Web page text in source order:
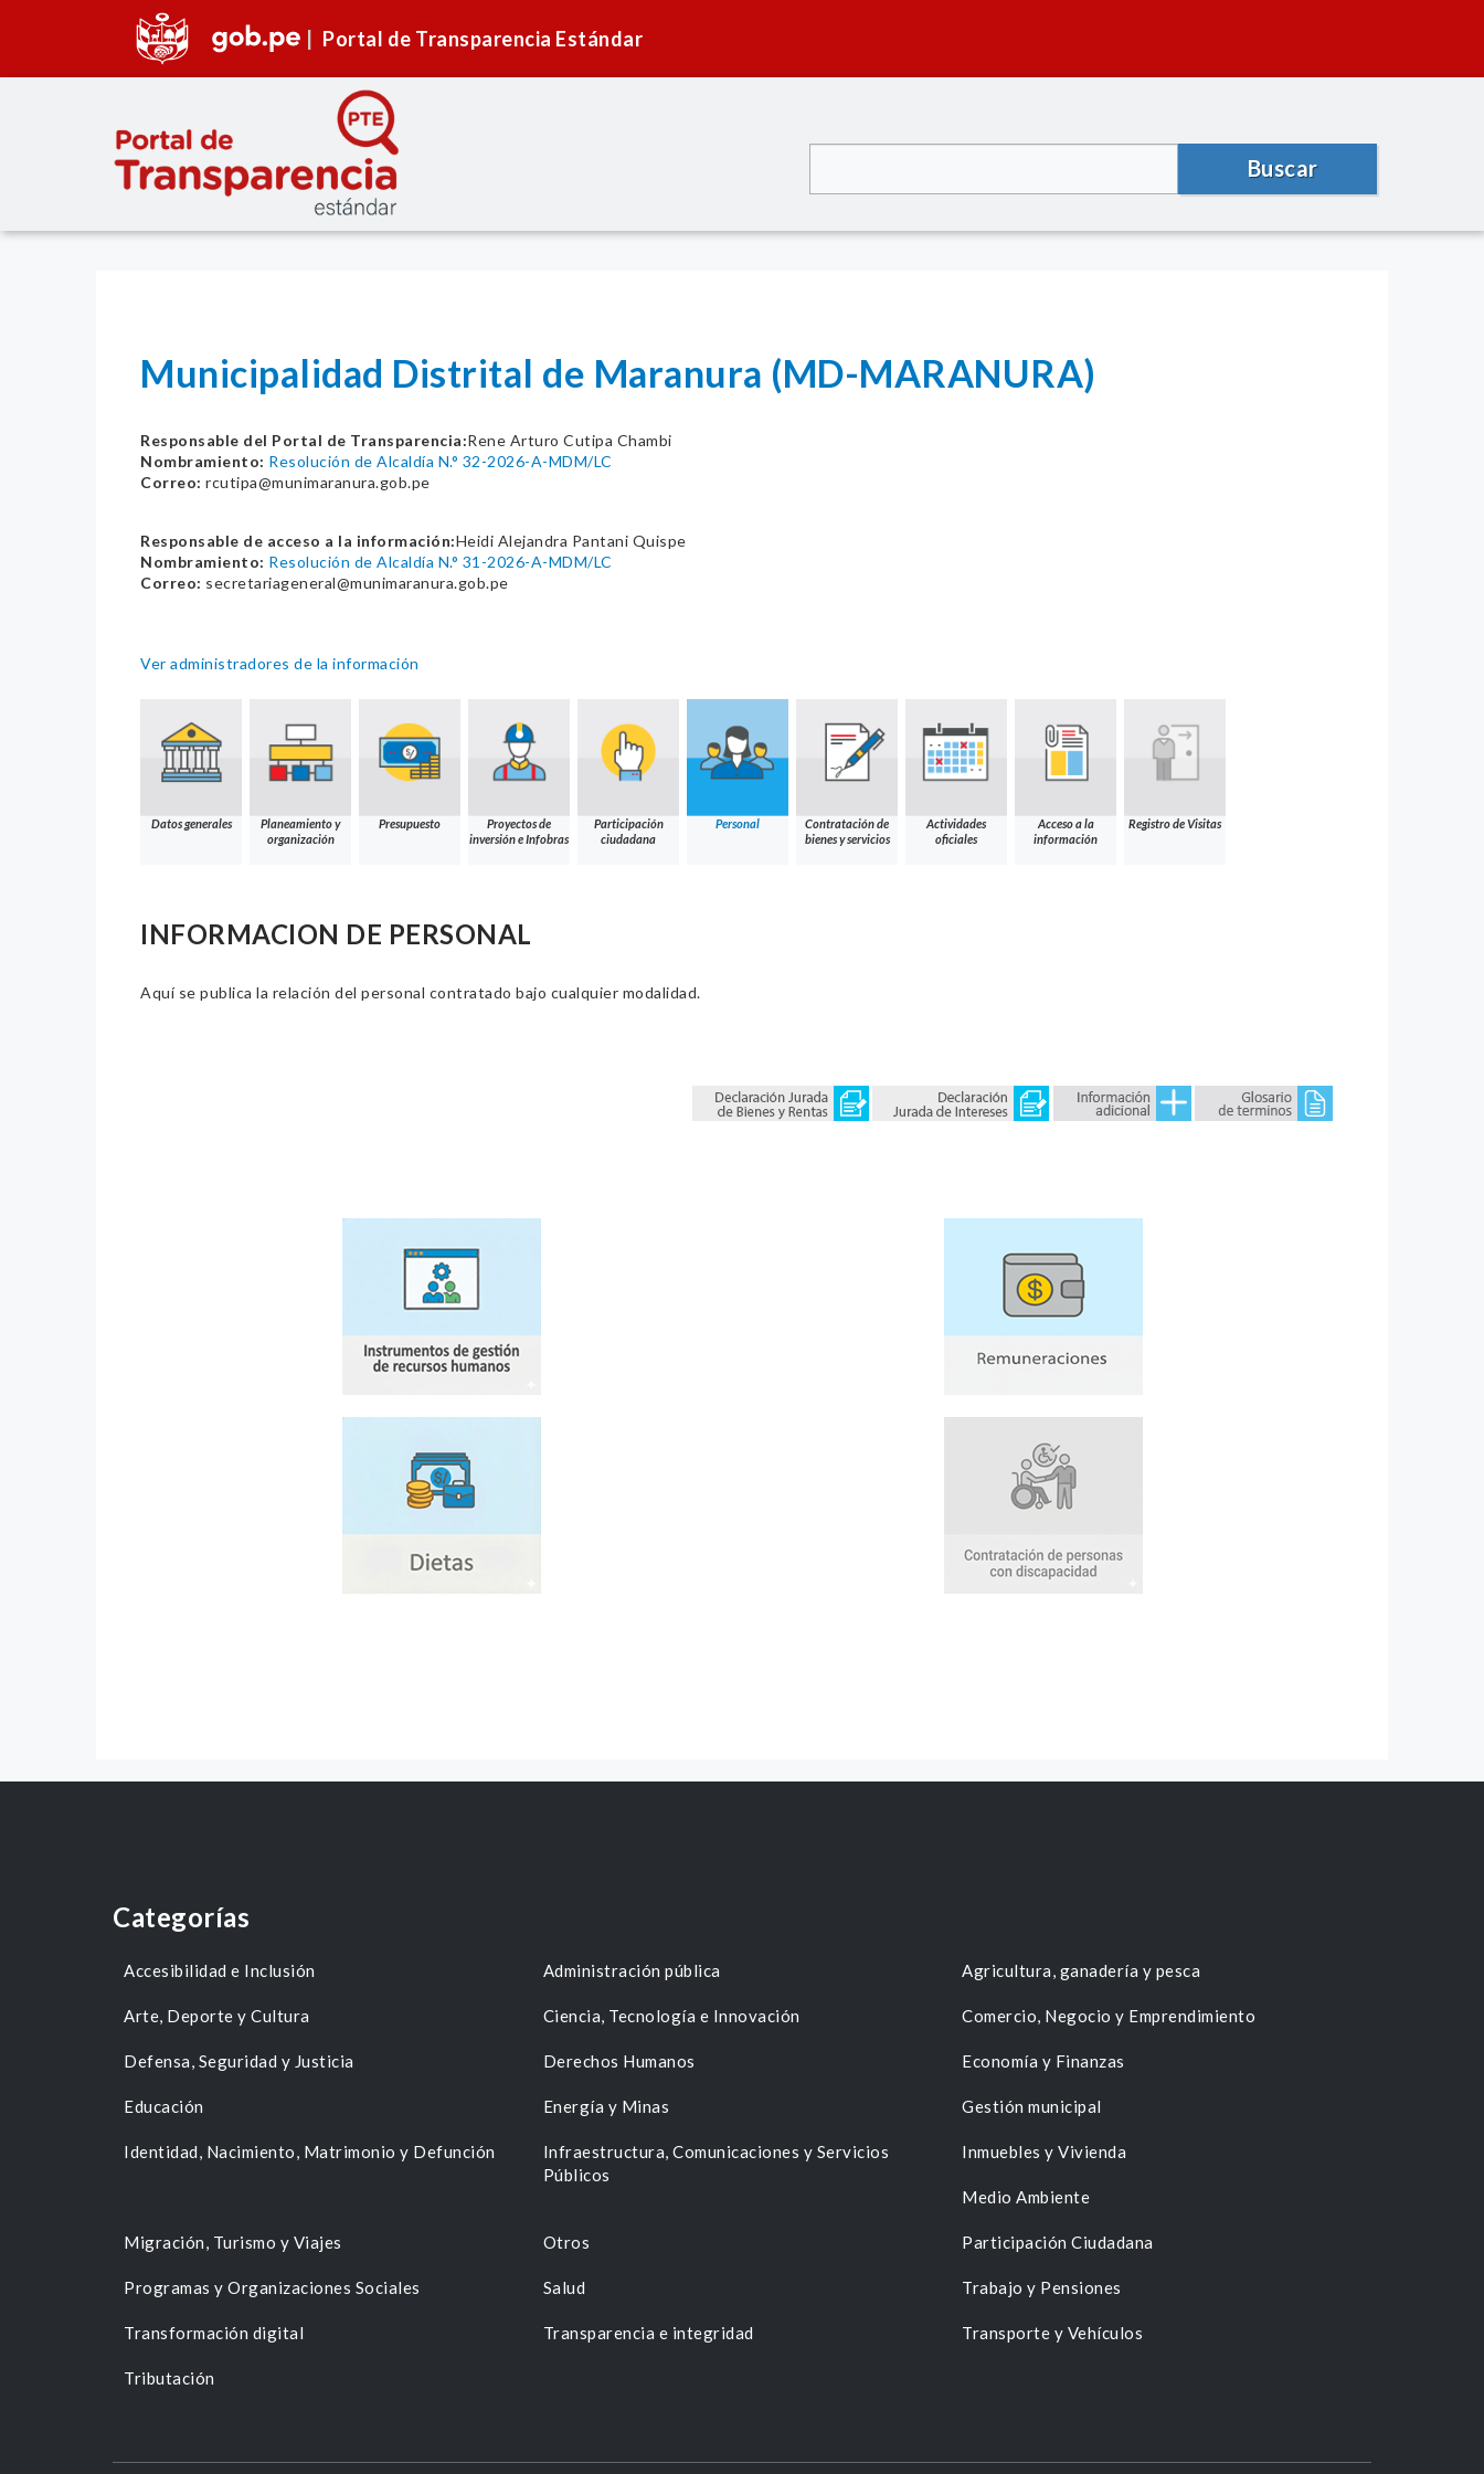
Portal de Transparencia Estándar
Buscar
Municipalidad Distrital de Maranura (MD-MARANURA)
Responsable del Portal de Transparencia:Rene Arturo Cutipa Chambi
Nombramiento: Resolución de Alcaldía N.° 32-2026-A-MDM/LC
Correo: rcutipa@munimaranura.gob.pe
Responsable de acceso a la información:Heidi Alejandra Pantani Quispe
Nombramiento: Resolución de Alcaldía N.° 31-2026-A-MDM/LC
Correo: secretariageneral@munimaranura.gob.pe
Ver administradores de la información
Datos generales
Planeamiento y
organización
Presupuesto
Proyectos de
inversión e Infobras
Participación
ciudadana
Personal
Contratación de
bienes y servicios
Actividades
oficiales
Acceso a la
información
Registro de Visitas
INFORMACION DE PERSONAL
Aquí se publica la relación del personal contratado bajo cualquier modalidad.
Categorías
Accesibilidad e Inclusión Administración pública Agricultura, ganadería y pesca
Arte, Deporte y Cultura Ciencia, Tecnología e Innovación Comercio, Negocio y Emprendimiento
Defensa, Seguridad y Justicia Derechos Humanos Economía y Finanzas
Educación Energía y Minas Gestión municipal
Identidad, Nacimiento, Matrimonio y Defunción
Infraestructura, Comunicaciones y Servicios
Públicos
Inmuebles y Vivienda
Medio Ambiente
Migración, Turismo y Viajes Otros Participación Ciudadana
Programas y Organizaciones Sociales Salud Trabajo y Pensiones
Transformación digital Transparencia e integridad Transporte y Vehículos
Tributación